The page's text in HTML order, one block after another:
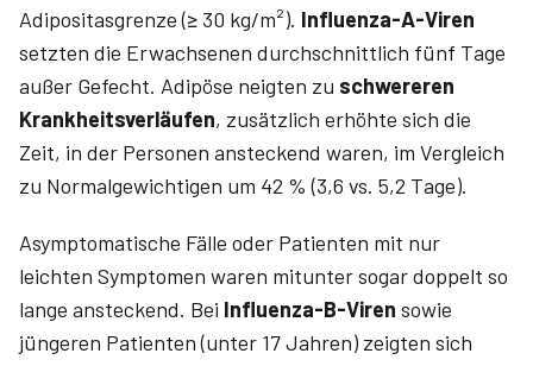
Adipositasgrenze (≥ 30 kg/m²). Influenza-A-Viren
setzten die Erwachsenen durchschnittlich fünf Tage
außer Gefecht. Adipöse neigten zu schwereren
Krankheitsver­läufen, zusätzlich erhöhte sich die
Zeit, in der Personen ansteckend waren, im Vergleich
zu Normalgewichtigen um 42 % (3,6 vs. 5,2 Tage).
Asymptomatische Fälle oder Patienten mit nur
leichten Symptomen waren mitunter sogar doppelt so
lange ansteckend. Bei Influenza-B-Viren sowie
jüngeren Patienten (unter 17 Jahren) zeigten sich